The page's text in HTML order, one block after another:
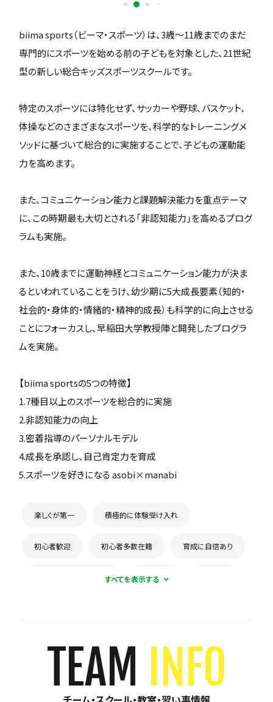
biima sports（ビーマ・スポーツ）は、3歳〜11歳までのまだ
専門的にスポーツを始める前の子どもを対象とした、21世紀
型の新しい総合キッズスポーツスクールです。
特定のスポーツには特化せず、サッカーや野球、バスケット、
体操などのさまざまなスポーツを、科学的なトレーニングメ
ソッドに基づいて総合的に実施することで、子どもの運動能
力を高めます。
また、コミュニケーション能力と課題解決能力を重点テーマ
に、この時期最も大切とされる「非認知能力」を高めるプログ
ラムも実施。
また、10歳までに運動神経とコミュニケーション能力が決ま
るといわれていることをうけ、幼少期に5大成長要素（知的・
社会的・身体的・情緒的・精神的成長）も科学的に向上させる
ことにフォーカスし、早稲田大学教授陣と開発したプログラ
ムを実施。
【biima sportsの5つの特徴】
1.7種目以上のスポーツを総合的に実施
2.非認知能力の向上
3.密着指導のパーソナルモデル
4.成長を承認し、自己肯定力を育成
5.スポーツを好きになる asobi×manabi
楽しくが第一 積極的に体験受け入れ
初心者歓迎 初心者多数在籍 育成に自信あり
コーチとの距離感が近い 少数精鋭
初回購入品あり 保護者の当番なし
TEAM INFO